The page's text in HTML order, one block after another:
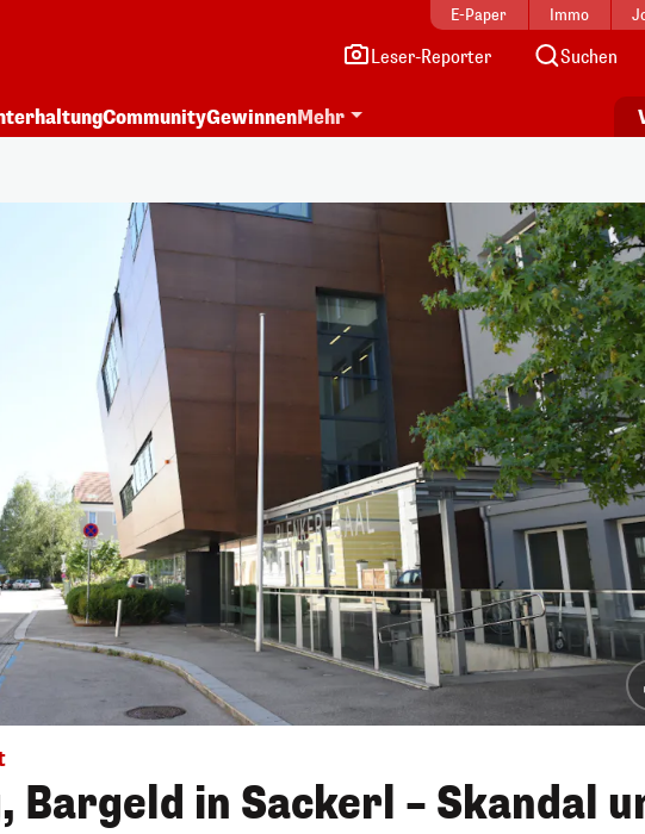
E-Paper Immo
Leser-Reporter Suchen
CommunityGewinnenMehr
Bargeld in Sackerl – Skandal